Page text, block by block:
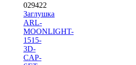
029422
Заглушка
ARL-
MOONLIGHT-
1515-
3D-
CAP-